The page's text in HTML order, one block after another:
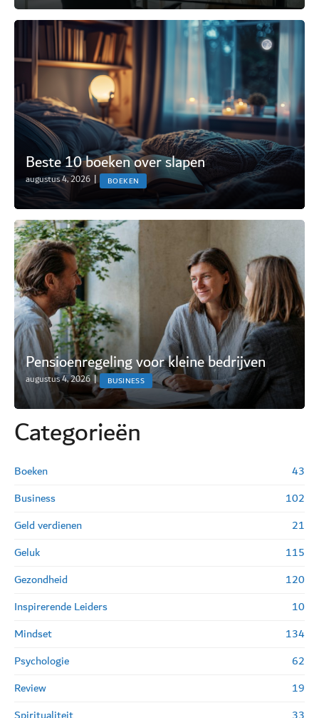
Beste 10 boeken over slapen
augustus 4, 2026 | BOEKEN
Pensioenregeling voor kleine bedrijven
augustus 4, 2026 | BUSINESS
Categorieën
Boeken
43
Business
102
Geld verdienen
21
Geluk
115
Gezondheid
120
Inspirerende Leiders
10
Mindset
134
Psychologie
62
Review
19